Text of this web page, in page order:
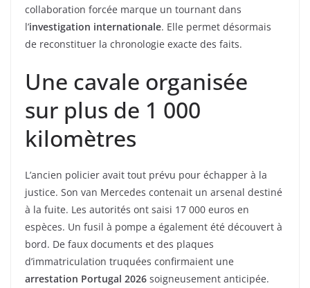
collaboration forcée marque un tournant dans
l’investigation internationale. Elle permet désormais
de reconstituer la chronologie exacte des faits.
Une cavale organisée
sur plus de 1 000
kilomètres
L’ancien policier avait tout prévu pour échapper à la
justice. Son van Mercedes contenait un arsenal destiné
à la fuite. Les autorités ont saisi 17 000 euros en
espèces. Un fusil à pompe a également été découvert à
bord. De faux documents et des plaques
d’immatriculation truquées confirmaient une
arrestation Portugal 2026 soigneusement anticipée.